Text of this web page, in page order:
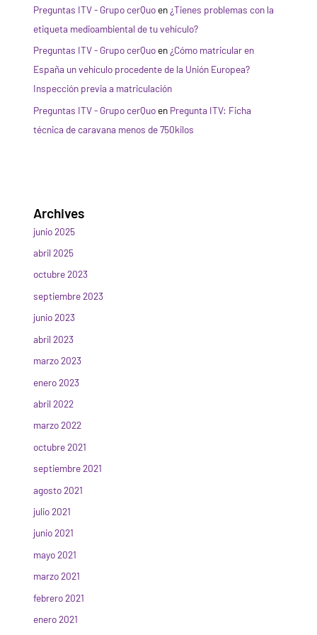
Preguntas ITV - Grupo cerQuoen ¿Tienes problemas con la
etiqueta medioambiental de tu vehículo?
Preguntas ITV - Grupo cerQuoen ¿Cómo matricular en
España un vehículo procedente de la Unión Europea?
Inspección previa a matriculación
Preguntas ITV - Grupo cerQuoen Pregunta ITV: Ficha
técnica de caravana menos de 750kilos
Archives
junio 2025
abril 2025
octubre 2023
septiembre 2023
junio 2023
abril 2023
marzo 2023
enero 2023
abril 2022
marzo 2022
octubre 2021
septiembre 2021
agosto 2021
julio 2021
junio 2021
mayo 2021
marzo 2021
febrero 2021
enero 2021